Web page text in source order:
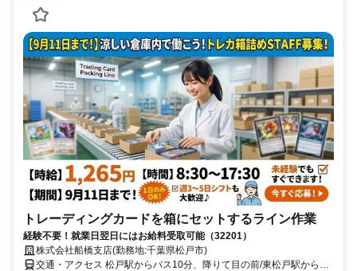
トレーディングカードを箱にセットするライン作業
経験不要！就業日翌日にはお給料受取可能（32201）
株式会社船橋支店(勤務地:千葉県松戸市)
交通・アクセス 松戸駅からバス10分、降りて目の前/東松戸駅からバ